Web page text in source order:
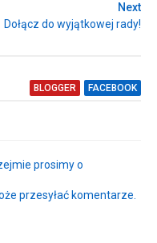
Next
Dołącz do wyjątkowej rady!
BLOGGER FACEBOOK
prosimy o
przesyłać komentarze.